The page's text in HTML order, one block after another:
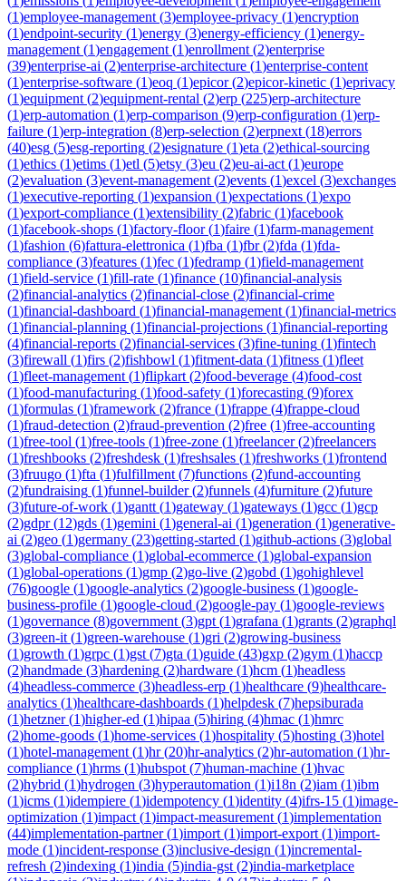
(1)employee-management (3)employee-privacy (1)encryption
(1)endpoint-security (1)energy (3)energy-efficiency (1)energy-
management (1)engagement (1)enrollment (2)enterprise
(39)enterprise-ai (2)enterprise-architecture (1)enterprise-content
(1)enterprise-software (1)eoq (1)epicor(2)epicor-kinetic (1)eprivacy
(1)equipment (2)equipment-rental (2)erp (225)erp-architecture
(1)erp-automation (1)erp-comparison (9)erp-configuration (1)erp-
failure (1)erp-integration (8)erp-selection (2)erpnext (18)errors
(40)esg (5)esg-reporting (2)esignature (1)eta (2)ethical-sourcing
(1)ethics (1)etims (1)etl (5)etsy (3)eu (2)eu-ai-act (1)europe
(2)evaluation (3)event-management (2)events (1)excel (3)exchanges
(1)executive-reporting (1)expansion (1)expectations (1)expo
(1)export-compliance (1)extensibility (2)fabric (1)facebook
(1)facebook-shops (1)factory-floor(1)faire (1)farm-management
(1)fashion (6)fattura-elettronica (1)fba (1)fbr(2)fda (1)fda-
compliance (3)features (1)fec (1)fedramp (1)field-management
(1)field-service (1)fill-rate (1)finance (10)financial-analysis
(2)financial-analytics (2)financial-close (2)financial-crime
(1)financial-dashboard (1)financial-management (1)financial-metrics
(1)financial-planning (1)financial-projections (1)financial-reporting
(4)financial-reports (2)financial-services (3)fine-tuning (1)fintech
(3)firewall (1)firs (2)fishbowl (1)fitment-data (1)fitness (1)fleet
(1)fleet-management (1)flipkart (2)food-beverage (4)food-cost
(1)food-manufacturing (1)food-safety (1)forecasting (9)forex
(1)formulas (1)framework (2)france (1)frappe (4)frappe-cloud
(1)fraud-detection (2)fraud-prevention (2)free (1)free-accounting
(1)free-tool (1)free-tools (1)free-zone (1)freelancer(2)freelancers
(1)freshbooks (2)freshdesk (1)freshsales (1)freshworks (1)frontend
(3)fruugo (1)fta (1)fulfillment (7)functions (2)fund-accounting
(2)fundraising (1)funnel-builder(2)funnels (4)furniture (2)future
(3)future-of-work (1)gantt (1)gateway (1)gateways (1)gcc (1)gcp
(2)gdpr(12)gds (1)gemini (1)general-ai (1)generation (1)generative-
ai (2)geo (1)germany (23)getting-started (1)github-actions (3)global
(3)global-compliance (1)global-ecommerce (1)global-expansion
(1)global-operations (1)gmp (2)go-live (2)gobd (1)gohighlevel
(76)google (1)google-analytics (2)google-business (1)google-
business-profile (1)google-cloud (2)google-pay (1)google-reviews
(1)governance (8)government (3)gpt (1)grafana (1)grants (2)graphql
(3)green-it (1)green-warehouse (1)gri (2)growing-business
(1)growth (1)grpc (1)gst (7)gta (1)guide (43)gxp (2)gym (1)haccp
(2)handmade (3)hardening (2)hardware (1)hcm (1)headless
(4)headless-commerce (3)headless-erp (1)healthcare (9)healthcare-
analytics (1)healthcare-dashboards (1)helpdesk (7)hepsiburada
(1)hetzner(1)higher-ed (1)hipaa (5)hiring (4)hmac (1)hmrc
(2)home-goods (1)home-services (1)hospitality (5)hosting (3)hotel
(1)hotel-management (1)hr(20)hr-analytics (2)hr-automation (1)hr-
compliance (1)hrms (1)hubspot (7)human-machine (1)hvac
(2)hybrid (1)hydrogen (3)hyperautomation (1)i18n (2)iam (1)ibm
(1)icms (1)idempiere (1)idempotency (1)identity (4)ifrs-15 (1)image-
optimization (1)impact (1)impact-measurement (1)implementation
(44)implementation-partner(1)import (1)import-export (1)import-
mode (1)incident-response (3)inclusive-design (1)incremental-
refresh (2)indexing (1)india (5)india-gst (2)india-marketplace